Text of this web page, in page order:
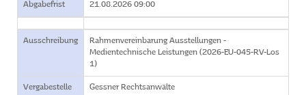
Abgabefrist 21.08.2026 09:00
Ausschreibung
Rahmenvereinbarung Ausstellungen -
Medientechnische Leistungen (2026-EU-045-RV-Los
1)
Vergabestelle Gessner Rechtsanwälte